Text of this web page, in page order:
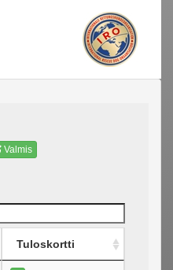
Valmis
Tuloskortti